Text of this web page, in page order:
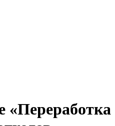
«Переработка